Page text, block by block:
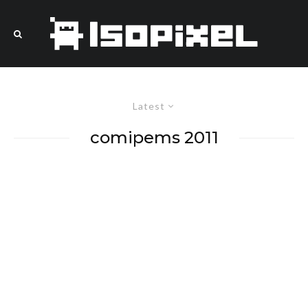
Latest
comipems 2011